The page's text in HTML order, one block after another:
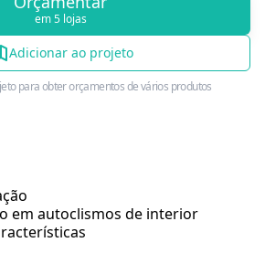
em 5 lojas
Adicionar ao projeto
para obter orçamentos de vários produtos
em autoclismos de interior